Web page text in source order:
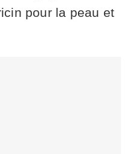
pour la peau et